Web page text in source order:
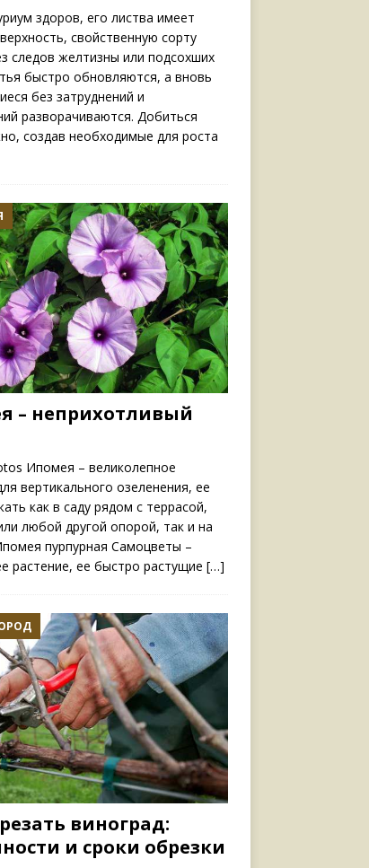
здоров, его листва имеет
свойственную сорту
следов желтизны или подсохших
быстро обновляются, а вновь
без затруднений и
разворачиваются. Добиться
создав необходимые для роста
– неприхотливый
Ипомея – великолепное
вертикального озеленения, ее
как в саду рядом с террасой,
любой другой опорой, так и на
пурпурная Самоцветы –
растение, ее быстро растущие […]
виноград:
и сроки обрезки